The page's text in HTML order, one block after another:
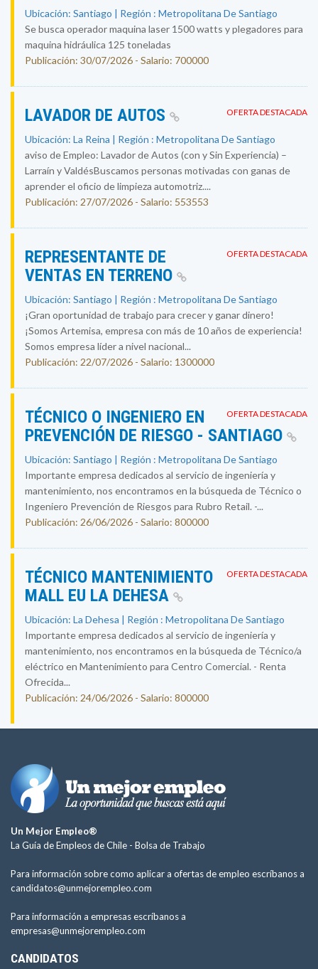
Ubicación: Santiago | Región : Metropolitana De Santiago
Se busca operador maquina laser 1500 watts y plegadores para
maquina hidráulica 125 toneladas
Publicación: 30/07/2026 - Salario: 700000
OFERTA DESTACADA
LAVADOR DE AUTOS
Ubicación: La Reina | Región : Metropolitana De Santiago
aviso de Empleo: Lavador de Autos (con y Sin Experiencia) –
Larraín y ValdésBuscamos personas motivadas con ganas de
aprender el oficio de limpieza automotriz....
Publicación: 27/07/2026 - Salario: 553553
OFERTA DESTACADA
REPRESENTANTE DE
VENTAS EN TERRENO
Ubicación: Santiago | Región : Metropolitana De Santiago
¡Gran oportunidad de trabajo para crecer y ganar dinero!
¡Somos Artemisa, empresa con más de 10 años de experiencia!
Somos empresa líder a nivel nacional...
Publicación: 22/07/2026 - Salario: 1300000
OFERTA DESTACADA
TÉCNICO O INGENIERO EN
PREVENCIÓN DE RIESGO - SANTIAGO
Ubicación: Santiago | Región : Metropolitana De Santiago
Importante empresa dedicados al servicio de ingeniería y
mantenimiento, nos encontramos en la búsqueda de Técnico o
Ingeniero Prevención de Riesgos para Rubro Retail. -...
Publicación: 26/06/2026 - Salario: 800000
OFERTA DESTACADA
TÉCNICO MANTENIMIENTO
MALL EU LA DEHESA
Ubicación: La Dehesa | Región : Metropolitana De Santiago
Importante empresa dedicados al servicio de ingeniería y
mantenimiento, nos encontramos en la búsqueda de Técnico/a
eléctrico en Mantenimiento para Centro Comercial. - Renta
Ofrecida...
Publicación: 24/06/2026 - Salario: 800000
Un Mejor Empleo®
La Guía de Empleos de Chile - Bolsa de Trabajo
Para información sobre como aplicar a ofertas de empleo escríbanos a
candidatos@unmejorempleo.com
Para información a empresas escríbanos a
empresas@unmejorempleo.com
CANDIDATOS